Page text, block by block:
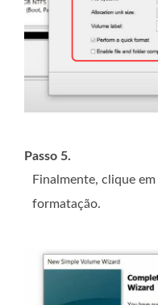
Passo 5.
Finalmente, clique em
formatação.